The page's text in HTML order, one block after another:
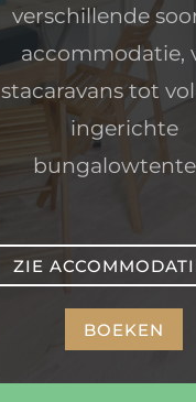
verschillende
accommodatie,
stacaravans tot
ingerichte
ZIE
BOEKEN